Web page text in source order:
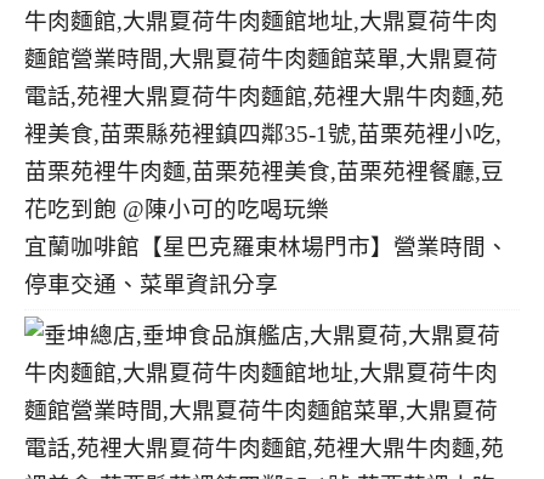
宜蘭咖啡館【星巴克羅東林場門市】營業時間、
停車交通、菜單資訊分享